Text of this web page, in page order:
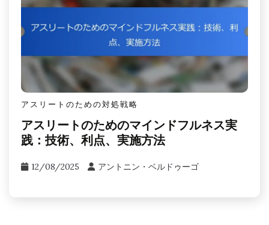
アスリートのための対処戦略
アスリートのためのマインドフルネス実
践：技術、利点、実施方法
12/08/2025 アントニン・ベルドゥーゴ